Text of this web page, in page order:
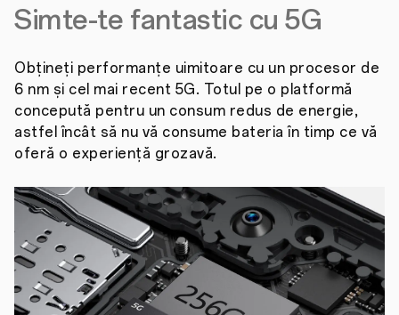
Simte-te fantastic cu 5G
Obțineți performanțe uimitoare cu un procesor de
6 nm și cel mai recent 5G. Totul pe o platformă
concepută pentru un consum redus de energie,
astfel încât să nu vă consume bateria în timp ce vă
oferă o experiență grozavă.